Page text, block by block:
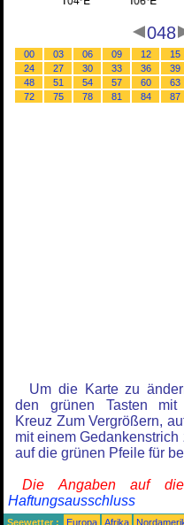
048
00 03 06 09 12 15
24
27 30 33 36 39
48
51 54 57 60 63
72
75 78 81 84 87
Um die Karte zu
den grünen Tasten mit
Kreuz Zum Vergrößern,
mit einem
auf die grünen Pfeile für
Die Angaben auf
Haftungsausschluss
Seewetter : Europa Afrika